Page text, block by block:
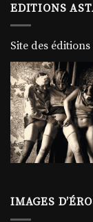
EDITIONS
Site des éditions
IMAGES